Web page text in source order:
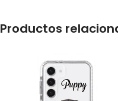
Productos